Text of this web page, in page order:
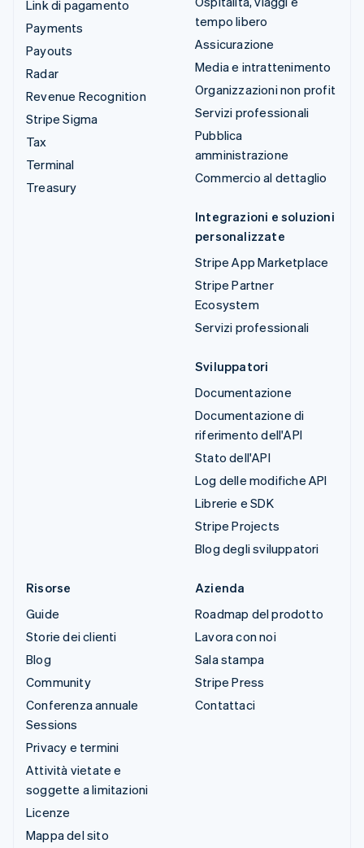
Link di pagamento
Payments
Payouts
Radar
Revenue Recognition
Stripe Sigma
Tax
Terminal
Treasury
tempo libero
Assicurazione
Media e intrattenimento
Organizzazioni non profit
Servizi professionali
Pubblica
amministrazione
Commercio al dettaglio
Integrazioni e soluzioni
personalizzate
Stripe App Marketplace
Stripe Partner
Ecosystem
Servizi professionali
Sviluppatori
Documentazione
Documentazione di
riferimento dell'API
Stato dell'API
Log delle modifiche API
Librerie e SDK
Stripe Projects
Blog degli sviluppatori
Risorse
Guide
Storie dei clienti
Blog
Community
Conferenza annuale
Sessions
Privacy e termini
Attività vietate e
soggette a limitazioni
Licenze
Mappa del sito
Azienda
Roadmap del prodotto
Lavora con noi
Sala stampa
Stripe Press
Contattaci